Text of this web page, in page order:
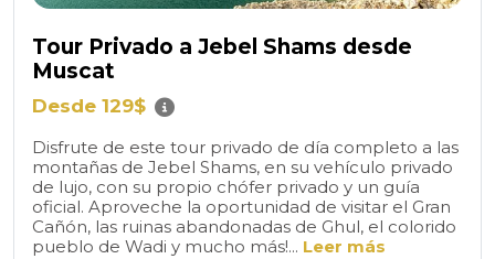
Tour Privado a Jebel Shams desde
Muscat
Desde 129$
Disfrute de este tour privado de día completo a las
montañas de Jebel Shams, en su vehículo privado
de lujo, con su propio chófer privado y un guía
oficial. Aproveche la oportunidad de visitar el Gran
Cañón, las ruinas abandonadas de Ghul, el colorido
pueblo de Wadi y mucho más!... Leer más